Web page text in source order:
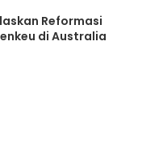
Reformasi
di Australia